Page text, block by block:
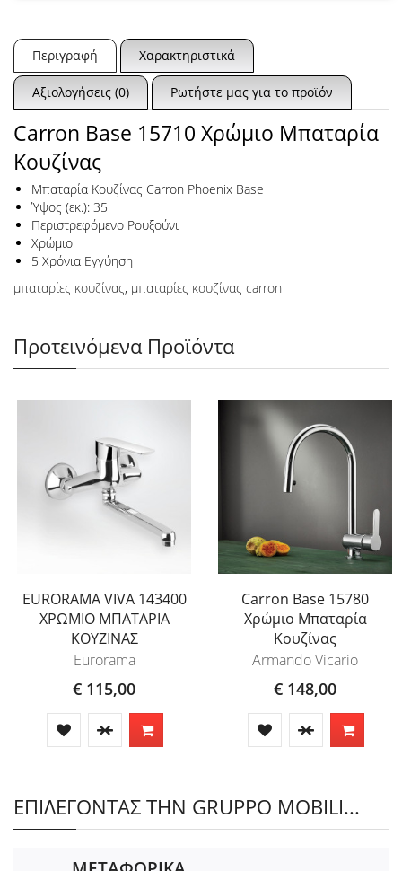
Περιγραφή Χαρακτηριστικά
Αξιολογήσεις (0) Ρωτήστε μας για το προϊόν
Carron Base 15710 Χρώμιο Μπαταρία
Κουζίνας
Μπαταρία Κουζίνας Carron Phoenix Base
Ύψος (εκ.): 35
Περιστρεφόμενο Ρουξούνι
Χρώμιο
5 Χρόνια Εγγύηση
μπαταρίες κουζίνας, μπαταρίες κουζίνας carron
Προτεινόμενα Προϊόντα
EURORAMA VIVA 143400
ΧΡΩΜΙΟ ΜΠΑΤΑΡΙΑ
ΚΟΥΖΙΝΑΣ
Eurorama
€ 115,00
Carron Base 15780
Χρώμιο Μπαταρία
Κουζίνας
Armando Vicario
€ 148,00
ΕΠΙΛΕΓΟΝΤΑΣ ΤΗΝ GRUPPO MOBILI...